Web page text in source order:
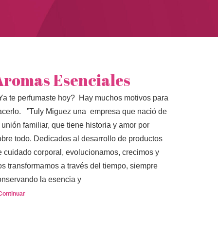
Esenciales
te perfumaste hoy? Hay muchos motivos para
”Tuly Miguez una empresa que nació de
familiar, que tiene historia y amor por
todo. Dedicados al desarrollo de productos
cuidado corporal, evolucionamos, crecimos y
transformamos a través del tiempo, siempre
la esencia y